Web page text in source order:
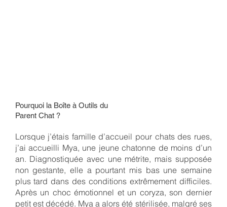
Pourquoi la Boîte à Outils du
Parent Chat ?
Lorsque j’étais famille d’accueil pour chats des rues,
j’ai accueilli Mya, une jeune chatonne de moins d’un
an. Diagnostiquée avec une métrite, mais supposée
non gestante, elle a pourtant mis bas une semaine
plus tard dans des conditions extrêmement difficiles.
Après un choc émotionnel et un coryza, son dernier
petit est décédé. Mya a alors été stérilisée, malgré ses